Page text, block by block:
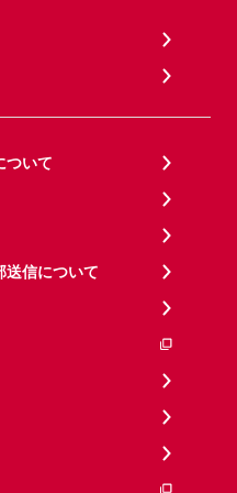
ついて
送信について